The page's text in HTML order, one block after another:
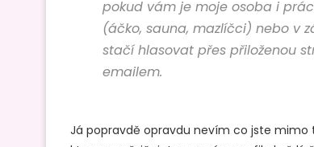
pokud vám je moje osoba i
(áčko, sauna, mazlíčci) nebo v
stačí hlasovat přes přiloženou
emailem.
Já popravdě opravdu nevím co jste